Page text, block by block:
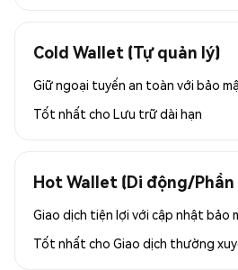
Cold Wallet (Tự quản lý)
Giữ ngoại tuyến an toàn với bảo
Tốt nhất cho Lưu trữ dài hạn
Hot Wallet (Di động/Phần
Giao dịch tiện lợi với cập nhật bảo
Tốt nhất cho Giao dịch thường